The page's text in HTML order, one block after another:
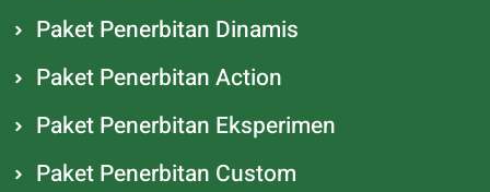
Paket Penerbitan Dinamis
Paket Penerbitan Action
Paket Penerbitan Eksperimen
Paket Penerbitan Custom